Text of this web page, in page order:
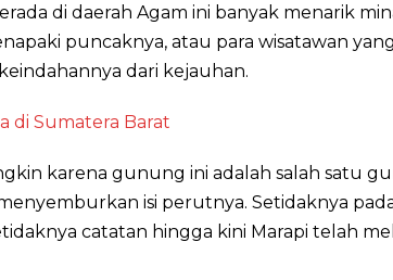
di daerah Agam ini banyak menarik
puncaknya, atau para wisatawan yang
dari kejauhan.
di Sumatera Barat
karena gunung ini adalah salah satu
isi perutnya. Setidaknya
catatan hingga kini Marapi telah